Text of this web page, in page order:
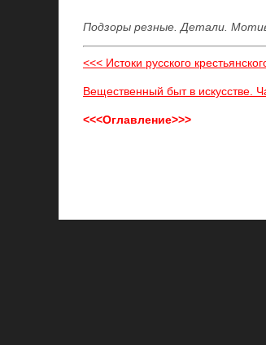
Подзоры резные. Детали.
<<< Истоки русского
Вещественный быт в искусстве.
<<<Оглавление>>>